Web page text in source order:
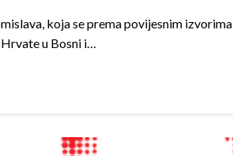
koja se prema povijesnim izvorima
u Bosni i…